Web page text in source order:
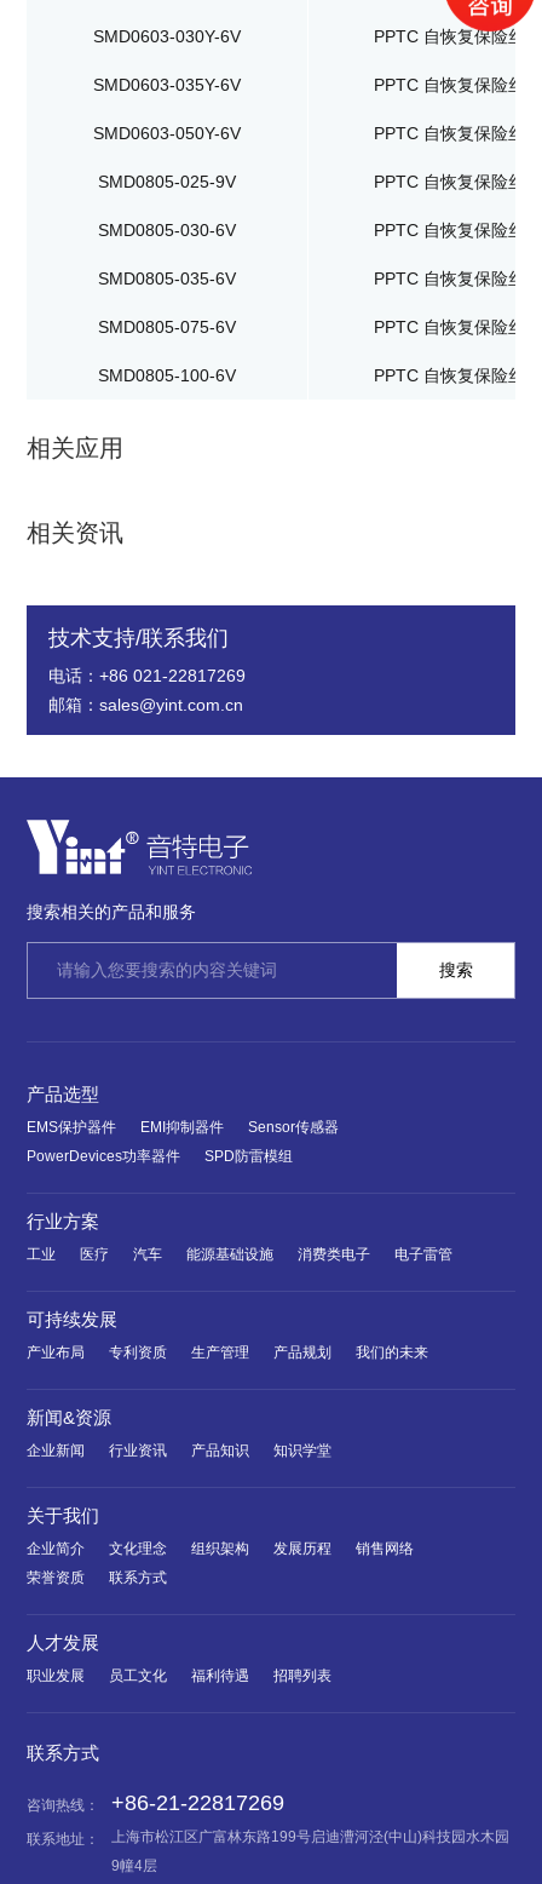
SMD0603-030Y-6V PPTC 自恢复保险丝
SMD0603-035Y-6V PPTC 自恢复保险丝
SMD0603-050Y-6V PPTC 自恢复保险丝
SMD0805-025-9V PPTC 自恢复保险丝
SMD0805-030-6V PPTC 自恢复保险丝
SMD0805-035-6V PPTC 自恢复保险丝
SMD0805-075-6V PPTC 自恢复保险丝
SMD0805-100-6V PPTC 自恢复保险丝
相关应用
相关资讯
技术支持/联系我们
电话：+86 021-22817269
邮箱：sales@yint.com.cn
搜索相关的产品和服务
产品选型
EMS保护器件 EMI抑制器件
Sensor传感器
PowerDevices功率器件
SPD防雷模组
行业方案
工业 医疗 汽车 能源基础设施 消费类电子 电子雷管
可持续发展
产业布局 专利资质 生产管理 产品规划 我们的未来
新闻&资源
企业新闻 行业资讯 产品知识 知识学堂
关于我们
企业简介 文化理念 组织架构 发展历程
销售网络
荣誉资质
联系方式
人才发展
职业发展 员工文化 福利待遇 招聘列表
联系方式
咨询热线： +86-21-22817269
联系地址：
上海市松江区广富林东路199号启迪漕河泾(中山)科技园水木园
9幢4层